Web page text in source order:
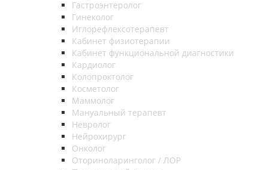
Гастроэнтеролог
Гинеколог
Иглорефлексотерапевт
Кабинет физиотерапии
Кабинет функциональной диагностики
Кардиолог
Колопроктолог
Косметолог
Маммолог
Мануальный терапевт
Невролог
Нейрохирург
Онколог
Оториноларинголог / ЛОР